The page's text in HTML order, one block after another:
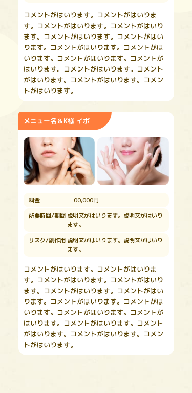
コメントがはいります。コメントがはいりま
す。コメントがはいります。コメントがはいり
ます。コメントがはいります。コメントがはい
ります。コメントがはいります。コメントがは
いります。コメントがはいります。コメントが
はいります。コメントがはいります。コメント
がはいります。コメントがはいります。コメン
トがはいります。
メニュー名＆K様 イボ
料金
00,000円
所要時間/期間 説明文がはいります。説明文がはいり
ます。
リスク/副作用 説明文がはいります。説明文がはいり
ます。
コメントがはいります。コメントがはいりま
す。コメントがはいります。コメントがはいり
ます。コメントがはいります。コメントがはい
ります。コメントがはいります。コメントがは
いります。コメントがはいります。コメントが
はいります。コメントがはいります。コメント
がはいります。コメントがはいります。コメン
トがはいります。